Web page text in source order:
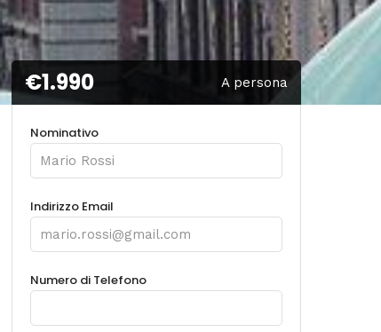
€1.990 A persona
Nominativo
Indirizzo Email
Numero di Telefono